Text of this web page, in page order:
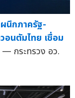
นึกภาครัฐ-
อนตัมไทย เชื่อม
— กระทรวง อว.